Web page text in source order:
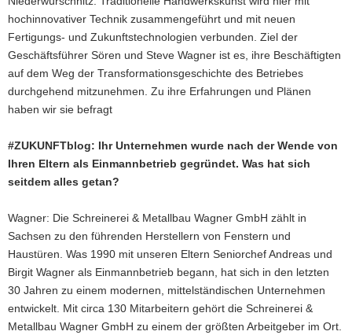
hochinnovativer Technik zusammengeführt und mit neuen
Fertigungs- und Zukunftstechnologien verbunden. Ziel der
Geschäftsführer Sören und Steve Wagner ist es, ihre Beschäftigten
auf dem Weg der Transformationsgeschichte des Betriebes
durchgehend mitzunehmen. Zu ihre Erfahrungen und Plänen
haben wir sie befragt
#ZUKUNFTblog: Ihr Unternehmen wurde nach der Wende von
Ihren Eltern als Einmannbetrieb gegründet. Was hat sich
seitdem alles getan?
Wagner: Die Schreinerei & Metallbau Wagner GmbH zählt in
Sachsen zu den führenden Herstellern von Fenstern und
Haustüren. Was 1990 mit unseren Eltern Seniorchef Andreas und
Birgit Wagner als Einmannbetrieb begann, hat sich in den letzten
30 Jahren zu einem modernen, mittelständischen Unternehmen
entwickelt. Mit circa 130 Mitarbeitern gehört die Schreinerei &
Metallbau Wagner GmbH zu einem der größten Arbeitgeber im Ort.